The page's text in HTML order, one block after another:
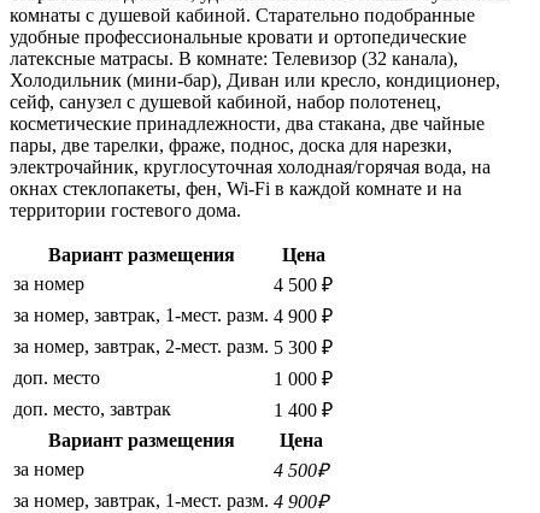
комнаты с душевой кабиной. Старательно подобранные
удобные профессиональные кровати и ортопедические
латексные матрасы. В комнате: Телевизор (32 канала),
Холодильник (мини-бар), Диван или кресло, кондиционер,
сейф, санузел с душевой кабиной, набор полотенец,
косметические принадлежности, два стакана, две чайные
пары, две тарелки, фраже, поднос, доска для нарезки,
электрочайник, круглосуточная холодная/горячая вода, на
окнах стеклопакеты, фен, Wi-Fi в каждой комнате и на
территории гостевого дома.
Вариант размещения
Цена
за номер
4 500 ₽
за номер, завтрак, 1-мест. разм. 4 900 ₽
за номер, завтрак, 2-мест. разм. 5 300 ₽
доп. место
1 000 ₽
доп. место, завтрак
1 400 ₽
Вариант размещения
Цена
за номер
4 500₽
за номер, завтрак, 1-мест. разм. 4 900₽